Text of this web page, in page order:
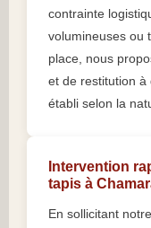
contrainte
volumineuses ou
place, nous
et de restitution
établi selon la
Intervention
tapis à
En sollicitant